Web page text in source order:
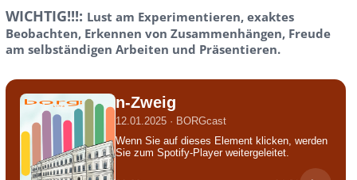
WICHTIG!!!: Lust am Experimentieren, exaktes
Beobachten, Erkennen von Zusammenhängen, Freude
am selbständigen Arbeiten und Präsentieren.
n-Zweig
12.01.2025 · BORGcast
Wenn Sie auf dieses Element klicken, werden
Sie zum Spotify-Player weitergeleitet.